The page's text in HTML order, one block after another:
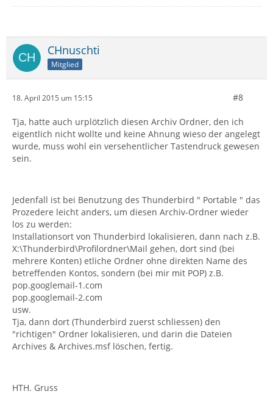
CHnuschti
Mitglied
18. April 2015 um 15:15 #8
Tja, hatte auch urplötzlich diesen Archiv Ordner, den ich
eigentlich nicht wollte und keine Ahnung wieso der angelegt
wurde, muss wohl ein versehentlicher Tastendruck gewesen
sein.
Jedenfall ist bei Benutzung des Thunderbird " Portable " das
Prozedere leicht anders, um diesen Archiv-Ordner wieder
los zu werden:
Installationsort von Thunderbird lokalisieren, dann nach z.B.
X:\Thunderbird\Profilordner\Mail gehen, dort sind (bei
mehrere Konten) etliche Ordner ohne direkten Name des
betreffenden Kontos, sondern (bei mir mit POP) z.B.
pop.googlemail-1.com
pop.googlemail-2.com
usw.
Tja, dann dort (Thunderbird zuerst schliessen) den
"richtigen" Ordner lokalisieren, und darin die Dateien
Archives & Archives.msf löschen, fertig.
HTH. Gruss